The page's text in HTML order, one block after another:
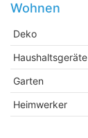
Wohnen
Deko
Haushaltsgeräte
Garten
Heimwerker